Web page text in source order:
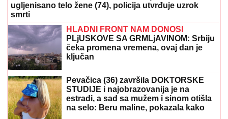
Aneli spopao crnac! Bahanalije u Dubrovniku -
Zaskočio je na svojoj momačkoj večeri
Glumac sastavio tri testamenta, sve